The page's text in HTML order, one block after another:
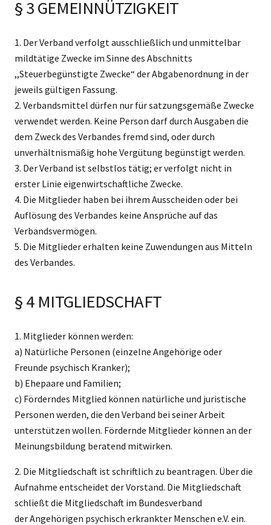
§ 3 GEMEINNÜTZIGKEIT
1. Der Verband verfolgt ausschließlich und unmittelbar
mildtätige Zwecke im Sinne des Abschnitts
,,Steuerbegünstigte Zwecke“ der Abgabenordnung in der
jeweils gültigen Fassung.
2. Verbandsmittel dürfen nur für satzungsgemäße Zwecke
verwendet werden. Keine Person darf durch Ausgaben die
dem Zweck des Verbandes fremd sind, oder durch
unverhältnismäßig hohe Vergütung begünstigt werden.
3. Der Verband ist selbstlos tätig; er verfolgt nicht in
erster Linie eigenwirtschaftliche Zwecke.
4. Die Mitglieder haben bei ihrem Ausscheiden oder bei
Auflösung des Verbandes keine Ansprüche auf das
Verbandsvermögen.
5. Die Mitglieder erhalten keine Zuwendungen aus Mitteln
des Verbandes.
§ 4 MITGLIEDSCHAFT
1. Mitglieder können werden:
a) Natürliche Personen (einzelne Angehörige oder
Freunde psychisch Kranker);
b) Ehepaare und Familien;
c) Förderndes Mitglied können natürliche und juristische
Personen werden, die den Verband bei seiner Arbeit
unterstützen wollen. Fördernde Mitglieder können an der
Meinungsbildung beratend mitwirken.
2. Die Mitgliedschaft ist schriftlich zu beantragen. Über die
Aufnahme entscheidet der Vorstand. Die Mitgliedschaft
schließt die Mitgliedschaft im Bundesverband
der Angehörigen psychisch erkrankter Menschen e.V. ein.